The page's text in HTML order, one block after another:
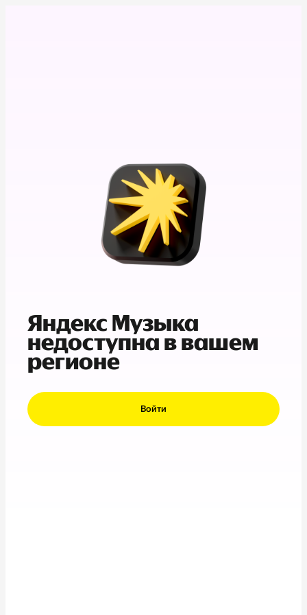
Яндекс Музыка
недоступна в вашем
регионе
Войти